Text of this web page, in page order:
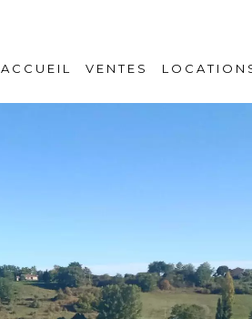
ACCUEIL VENTES